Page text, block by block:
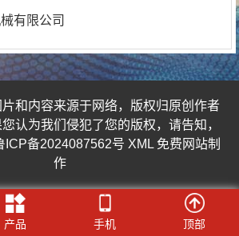
有限公司
和内容来源于网络，版权归原创作者
认为我们侵犯了您的版权，请告知，
ICP备2024087562号 XML 免费网站制
作
产品 手机 顶部